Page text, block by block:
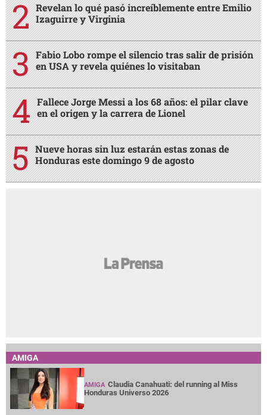
Revelan lo qué pasó increíblemente entre Emilio
Izaguirre y Virginia
Fabio Lobo rompe el silencio tras salir de prisión
en USA y revela quiénes lo visitaban
Fallece Jorge Messi a los 68 años: el pilar clave
en el origen y la carrera de Lionel
Nueve horas sin luz estarán estas zonas de
Honduras este domingo 9 de agosto
AMIGA
AMIGA Claudia Canahuati: del running al Miss
Honduras Universo 2026